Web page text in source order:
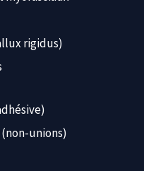
rigidus)
unions)